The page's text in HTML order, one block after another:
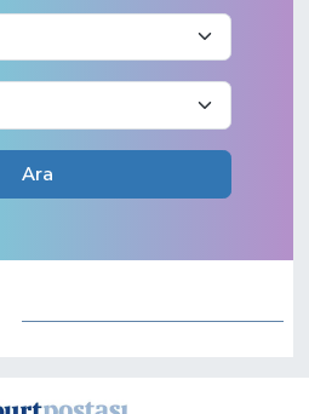
Ara